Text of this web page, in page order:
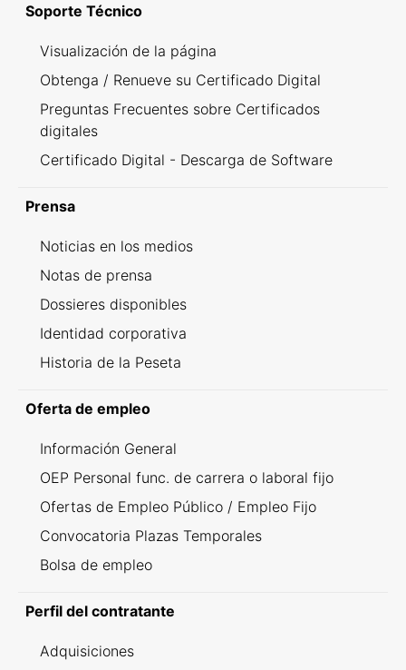
Soporte Técnico
Visualización de la página
Obtenga / Renueve su Certificado Digital
Preguntas Frecuentes sobre Certificados
digitales
Certificado Digital - Descarga de Software
Prensa
Noticias en los medios
Notas de prensa
Dossieres disponibles
Identidad corporativa
Historia de la Peseta
Oferta de empleo
Información General
OEP Personal func. de carrera o laboral fijo
Ofertas de Empleo Público / Empleo Fijo
Convocatoria Plazas Temporales
Bolsa de empleo
Perfil del contratante
Adquisiciones